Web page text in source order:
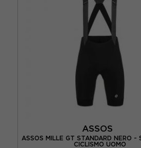
ASSOS
ASSOS MILLE GT STANDARD NERO -
CICLISMO UOMO